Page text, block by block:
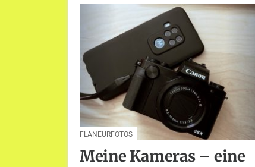
FLANEURFOTOS
Meine Kameras – eine